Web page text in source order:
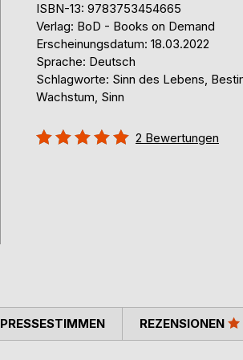
ISBN-13: 9783753454665
Verlag: BoD - Books on Demand
Erscheinungsdatum: 18.03.2022
Sprache: Deutsch
Schlagworte: Sinn des Lebens,
Wachstum, Sinn
Bewertung::
2 Bewertungen
PRESSESTIMMEN REZENSIONEN